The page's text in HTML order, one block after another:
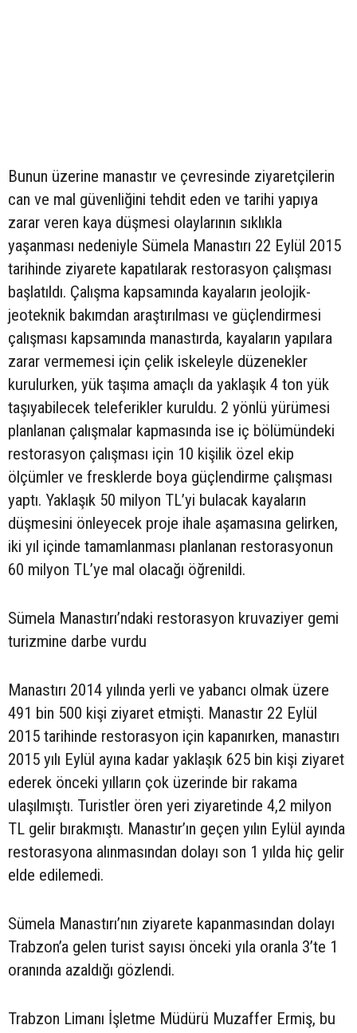
Bunun üzerine manastır ve çevresinde ziyaretçilerin
can ve mal güvenliğini tehdit eden ve tarihi yapıya
zarar veren kaya düşmesi olaylarının sıklıkla
yaşanması nedeniyle Sümela Manastırı 22 Eylül 2015
tarihinde ziyarete kapatılarak restorasyon çalışması
başlatıldı. Çalışma kapsamında kayaların jeolojik-
jeoteknik bakımdan araştırılması ve güçlendirmesi
çalışması kapsamında manastırda, kayaların yapılara
zarar vermemesi için çelik iskeleyle düzenekler
kurulurken, yük taşıma amaçlı da yaklaşık 4 ton yük
taşıyabilecek teleferikler kuruldu. 2 yönlü yürümesi
planlanan çalışmalar kapmasında ise iç bölümündeki
restorasyon çalışması için 10 kişilik özel ekip
ölçümler ve fresklerde boya güçlendirme çalışması
yaptı. Yaklaşık 50 milyon TL’yi bulacak kayaların
düşmesini önleyecek proje ihale aşamasına gelirken,
iki yıl içinde tamamlanması planlanan restorasyonun
60 milyon TL’ye mal olacağı öğrenildi.
Sümela Manastırı’ndaki restorasyon kruvaziyer gemi
turizmine darbe vurdu
Manastırı 2014 yılında yerli ve yabancı olmak üzere
491 bin 500 kişi ziyaret etmişti. Manastır 22 Eylül
2015 tarihinde restorasyon için kapanırken, manastırı
2015 yılı Eylül ayına kadar yaklaşık 625 bin kişi ziyaret
ederek önceki yılların çok üzerinde bir rakama
ulaşılmıştı. Turistler ören yeri ziyaretinde 4,2 milyon
TL gelir bırakmıştı. Manastır’ın geçen yılın Eylül ayında
restorasyona alınmasından dolayı son 1 yılda hiç gelir
elde edilemedi.
Sümela Manastırı’nın ziyarete kapanmasından dolayı
Trabzon’a gelen turist sayısı önceki yıla oranla 3’te 1
oranında azaldığı gözlendi.
Trabzon Limanı İşletme Müdürü Muzaffer Ermiş, bu